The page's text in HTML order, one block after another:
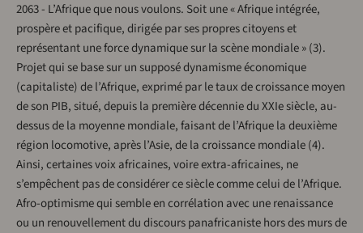
2063 - L’Afrique que nous voulons. Soit une « Afrique intégrée,
prospère et pacifique, dirigée par ses propres citoyens et
représentant une force dynamique sur la scène mondiale » (3).
Projet qui se base sur un supposé dynamisme économique
(capitaliste) de l’Afrique, exprimé par le taux de croissance moyen
de son PIB, situé, depuis la première décennie du XXIe siècle, au-
dessus de la moyenne mondiale, faisant de l’Afrique la deuxième
région locomotive, après l’Asie, de la croissance mondiale (4).
Ainsi, certaines voix africaines, voire extra-africaines, ne
s’empêchent pas de considérer ce siècle comme celui de l’Afrique.
Afro-optimisme qui semble en corrélation avec une renaissance
ou un renouvellement du discours panafricaniste hors des murs de